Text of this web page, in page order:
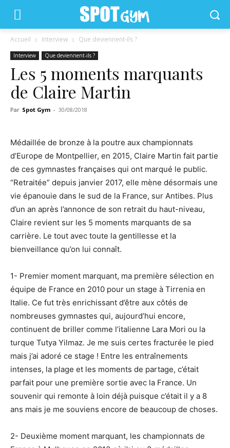
Accueil Interview Que deviennent-ils ?
Interview Que deviennent-ils ?
Les 5 moments marquants
de Claire Martin
Par Spot Gym - 30/08/2018
Médaillée de bronze à la poutre aux championnats
d’Europe de Montpellier, en 2015, Claire Martin fait partie
de ces gymnastes françaises qui ont marqué le public.
“Retraitée” depuis janvier 2017, elle mène désormais une
vie épanouie dans le sud de la France, sur Antibes. Plus
d’un an après l’annonce de son retrait du haut-niveau,
Claire revient sur les 5 moments marquants de sa
carrière. Le tout avec toute la gentillesse et la
bienveillance qu’on lui connaît.
1- Premier moment marquant, ma première sélection en
équipe de France en 2010 pour un stage à Tirrenia en
Italie. Ce fut très enrichissant d’être aux côtés de
nombreuses gymnastes qui, aujourd’hui encore,
continuent de briller comme l’italienne Lara Mori ou la
turque Tutya Yilmaz. Je me suis certes fracturée le pied
mais j’ai adoré ce stage ! Entre les entraînements
intenses, la plage et les moments de partage, c’était
parfait pour une première sortie avec la France. Un
souvenir qui remonte à loin déjà puisque c’était il y a 8
ans mais je me souviens encore de beaucoup de choses.
2- Deuxième moment marquant, les championnats de